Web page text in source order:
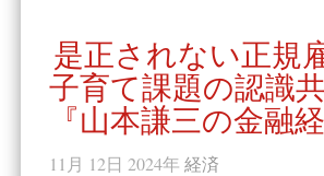
是正されない正規
子育て課題の認識
『山本謙三の金融
11月 12日 2024年 経済